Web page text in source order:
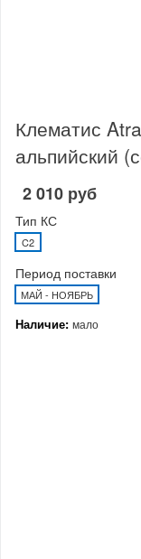
Клематис
альпийский
2 010 руб
Тип КС
C2
Период поставки
МАЙ - НОЯБРЬ
Наличие: мало